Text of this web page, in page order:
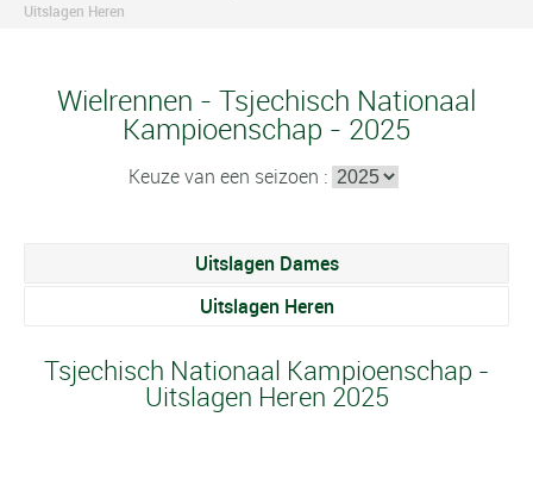
Uitslagen Heren
Wielrennen - Tsjechisch Nationaal
Kampioenschap - 2025
Keuze van een seizoen :
Uitslagen Dames
Uitslagen Heren
Tsjechisch Nationaal Kampioenschap -
Uitslagen Heren 2025